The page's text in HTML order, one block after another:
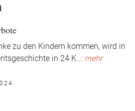
zu den Kindern kommen, wird in
in 24 K... mehr